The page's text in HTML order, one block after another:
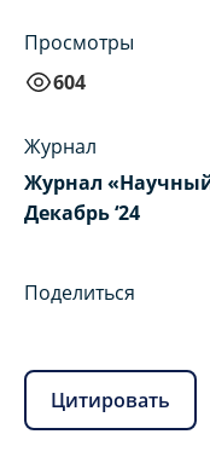
Просмотры
604
Журнал
Журнал «Научный
Декабрь ‘24
Поделиться
Цитировать